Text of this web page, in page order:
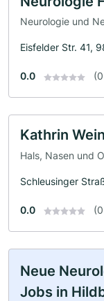
Neurologie und
Eisfelder Str. 41,
0.0
Kathrin
Hals, Nasen und
Schleusinger
0.0
Neue
Jobs in